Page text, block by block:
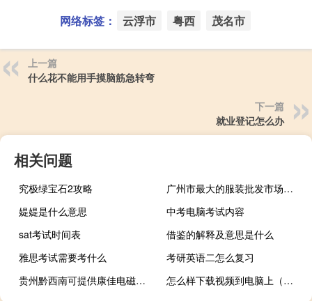
网络标签： 云浮市 粤西 茂名市
上一篇
什么花不能用手摸脑筋急转弯
下一篇
就业登记怎么办
相关问题
究极绿宝石2攻略
广州市最大的服装批发市场在哪里
媞媞是什么意思
中考电脑考试内容
sat考试时间表
借鉴的解释及意思是什么
雅思考试需要考什么
考研英语二怎么复习
贵州黔西南可提供康佳电磁炉维修服务地址在哪
怎么样下载视频到电脑上（怎么样下载视频）